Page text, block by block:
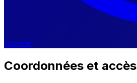
Appeler
Coordonnées et accès